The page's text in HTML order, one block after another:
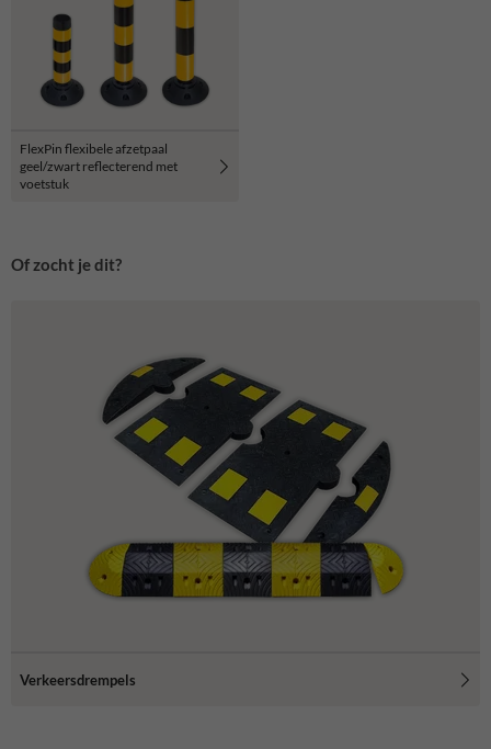
FlexPin flexibele afzetpaal
geel/zwart reflecterend met
voetstuk
Of zocht je dit?
Verkeersdrempels